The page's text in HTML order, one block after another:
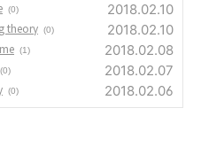
(0) 2018.02.10
theory (0) 2018.02.10
(1) 2018.02.08
(0) 2018.02.07
(0) 2018.02.06